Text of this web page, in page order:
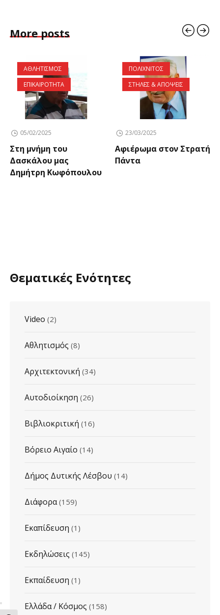
More posts
ΑΘΛΗΤΙΣΜΟΣ
ΕΠΙΚΑΙΡΟΤΗΤΑ
05/02/2025
Στη μνήμη του
Δασκάλου μας
Δημήτρη Κωφόπουλου
ΠΟΛΙΧΝΙΤΟΣ
ΣΤΗΛΕΣ & ΑΠΟΨΕΙΣ
23/03/2025
Αφιέρωμα στον Στρατή
Πάντα
Θεματικές Ενότητες
Video (2)
Αθλητισμός (8)
Αρχιτεκτονική (34)
Αυτοδιοίκηση (26)
Βιβλιοκριτική (16)
Βόρειο Αιγαίο (14)
Δήμος Δυτικής Λέσβου (14)
Διάφορα(159)
Εκαπίδευση (1)
Εκδηλώσεις (145)
Εκπαίδευση (1)
Ελλάδα / Κόσμος (158)